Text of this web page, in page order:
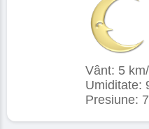
Vânt: 5
Umiditate:
Presiune: